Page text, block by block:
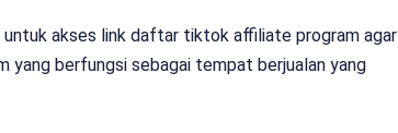
akses link daftar tiktok affiliate program agar
yang berfungsi sebagai tempat berjualan yang